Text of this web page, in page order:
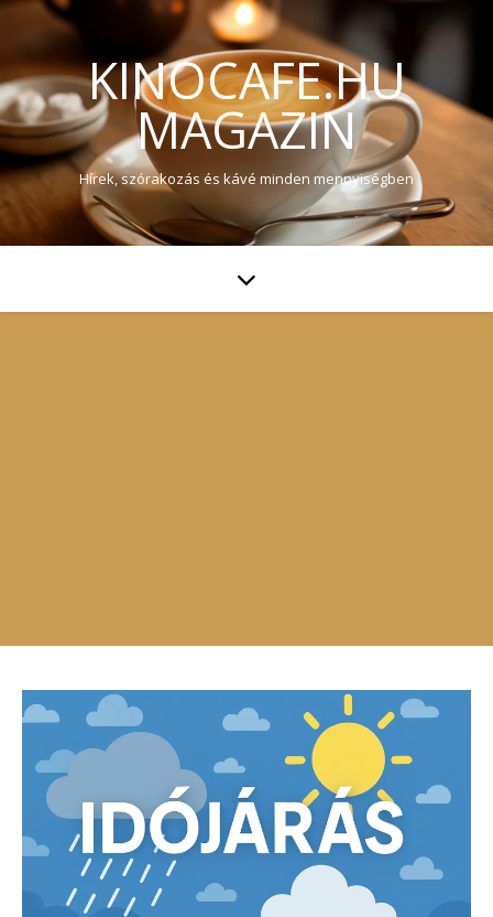
KINOCAFE.HU
MAGAZIN
Hírek, szórakozás és kávé minden mennyiségben